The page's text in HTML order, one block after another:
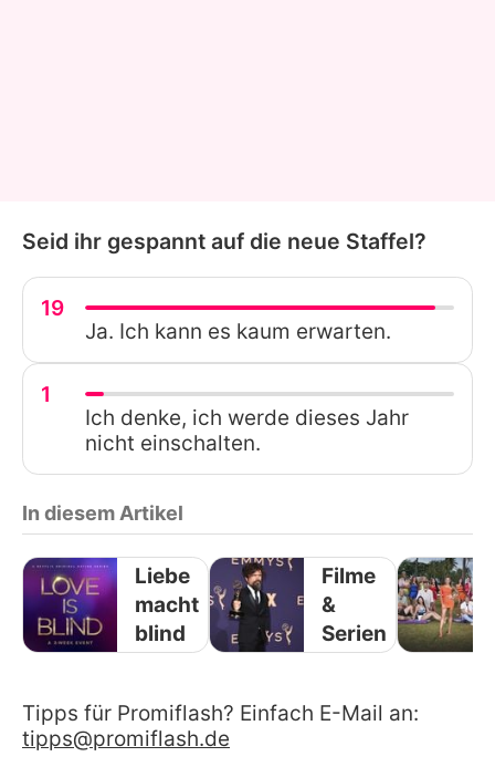
Seid ihr gespannt auf die neue Staffel?
19
Ja. Ich kann es kaum erwarten.
1
Ich denke, ich werde dieses Jahr
nicht einschalten.
In diesem Artikel
Liebe
macht
blind
Filme
&
Serien
Tipps für Promiflash? Einfach E-Mail an:
tipps@promiflash.de